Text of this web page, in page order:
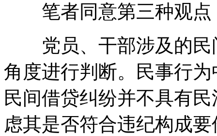
笔者同意第三种观点
党员、干部涉及的民
角度进行判断。民事行
民间借贷纠纷并不具有
虑其是否符合违纪构成